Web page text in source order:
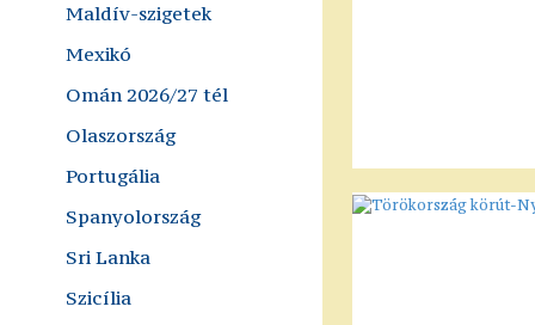
Maldív-szigetek
Mexikó
Omán 2026/27 tél
Olaszország
Portugália
Spanyolország
Sri Lanka
Szicília